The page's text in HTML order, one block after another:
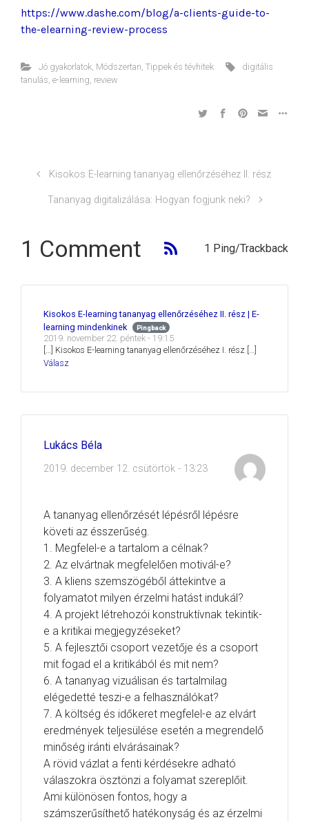
https://www.dashe.com/blog/a-clients-guide-to-
the-elearning-review-process
Jó gyakorlatok, Módszertan Tippek és tévhitek
digitális
tanulás e-learning review
Kisokos E-learning tananyag ellenőrzéséhez II. rész
Tananyag digitalizálása: Hogyan fogjunk neki?
1 Comment 1 Ping/Trackback
Kisokos E-learning tananyag ellenőrzéséhez II. rész | E-
learning mindenkinek
Pingback
2019. november 22. péntek - 19:15
[…] Kisokos E-learning tananyag ellenőrzéséhez I. rész […]
Válasz
Lukács Béla
2019. december 12. csütörtök - 13:23
A tananyag ellenőrzését lépésről lépésre
követi az ésszerűség.
1. Megfelel-e a tartalom a célnak?
2. Az elvártnak megfelelően motivál-e?
3. A kliens szemszögéből áttekintve a
folyamatot milyen érzelmi hatást indukál?
4. A projekt létrehozói konstruktívnak tekintik-
e a kritikai megjegyzéseket?
5. A fejlesztői csoport vezetője és a csoport
mit fogad el a kritikából és mit nem?
6. A tananyag vizuálisan és tartalmilag
elégedetté teszi-e a felhasználókat?
7. A költség és időkeret megfelel-e az elvárt
eredmények teljesülése esetén a megrendelő
minőség iránti elvárásainak?
A rövid vázlat a fenti kérdésekre adható
válaszokra ösztönzi a folyamat szereplőit.
Ami különösen fontos, hogy a
számszerűsíthető hatékonyság és az érzelmi